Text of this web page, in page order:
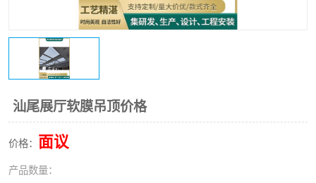
汕尾展厅软膜吊顶价格
价格： 面议
产品数量：